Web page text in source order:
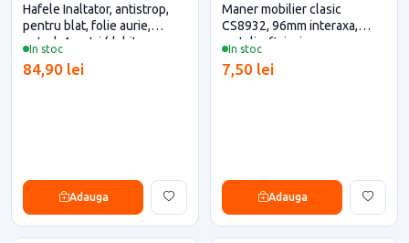
In stoc
Hafele Inaltator, antistrop,
pentru blat, folie aurie,
neted, 4 metri (debitare
84,90 lei
Adauga
In stoc
Maner mobilier clasic
CS8932, 96mm interaxa,
metalic, finisaj negru-
proiecte eficiente
7,50 lei
Adauga